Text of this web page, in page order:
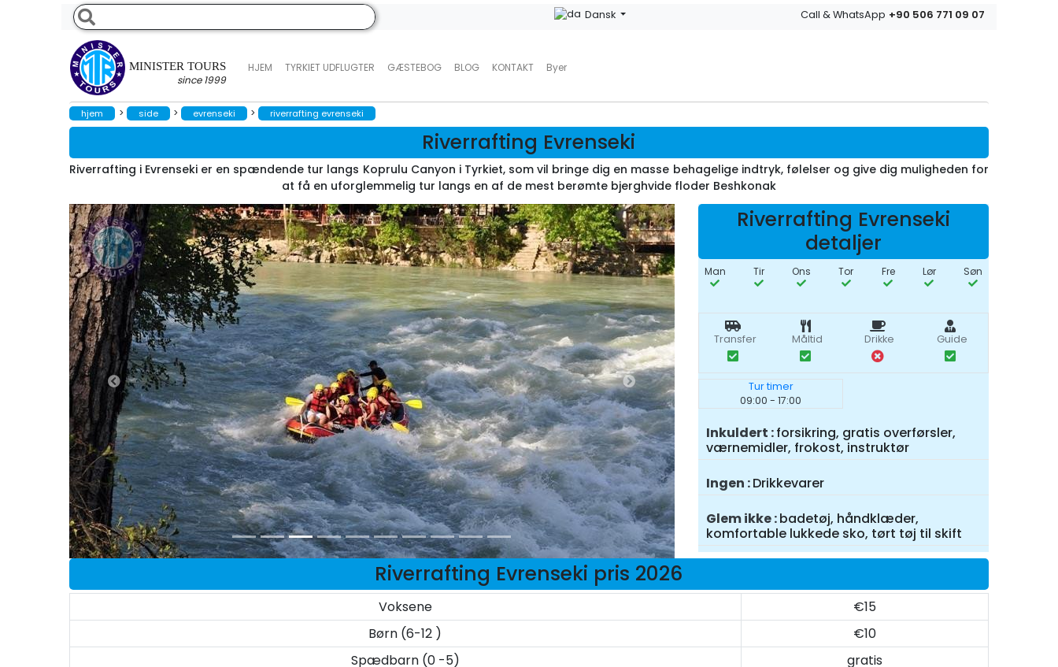
MINISTER TOURS
since 1999
HJEM TYRKIET UDFLUGTER GÆSTEBOG BLOG KONTAKT Byer
Dansk Call & WhatsApp +90 506 771 09 07
hjem > side > evrenseki > riverrafting evrenseki
Riverrafting Evrenseki
Riverrafting i Evrenseki er en spændende tur langs Koprulu Canyon i Tyrkiet, som vil bringe dig en masse behagelige indtryk, følelser og give dig muligheden for
at få en uforglemmelig tur langs en af de mest berømte bjerghvide floder Beshkonak
Riverrafting Evrenseki
detaljer
Man Tir Ons Tor Fre Lør Søn
Transfer Måltid Drikke Guide
Tur timer
09:00 - 17:00
Inkuldert forsikring, gratis overførsler,
værnemidler, frokost, instruktør
Ingen Drikkevarer
Glem ikke badetøj, håndklæder,
komfortable lukkede sko, tørt tøj til skift
Riverrafting Evrenseki pris 2026
Voksene
€15
Børn (6-12 )
€10
Spædbarn (0 -5)
gratis